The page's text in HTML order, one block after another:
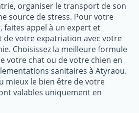
organiser le transport de son
source de stress. Pour votre
appel à un expert et
de votre expatriation avec votre
Choisissez la meilleure formule
votre chat ou de votre chien en
sanitaires à Atyraou.
mieux le bien être de votre
valables uniquement en